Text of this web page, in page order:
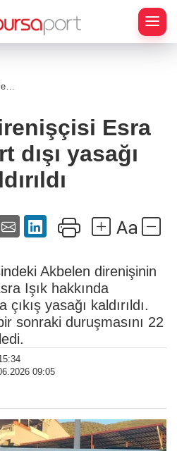
Esra
dışı yasağı
Akbelen direnişinin
Işık hakkında
yasağı kaldırıldı.
sonraki duruşmasını 22
09:05